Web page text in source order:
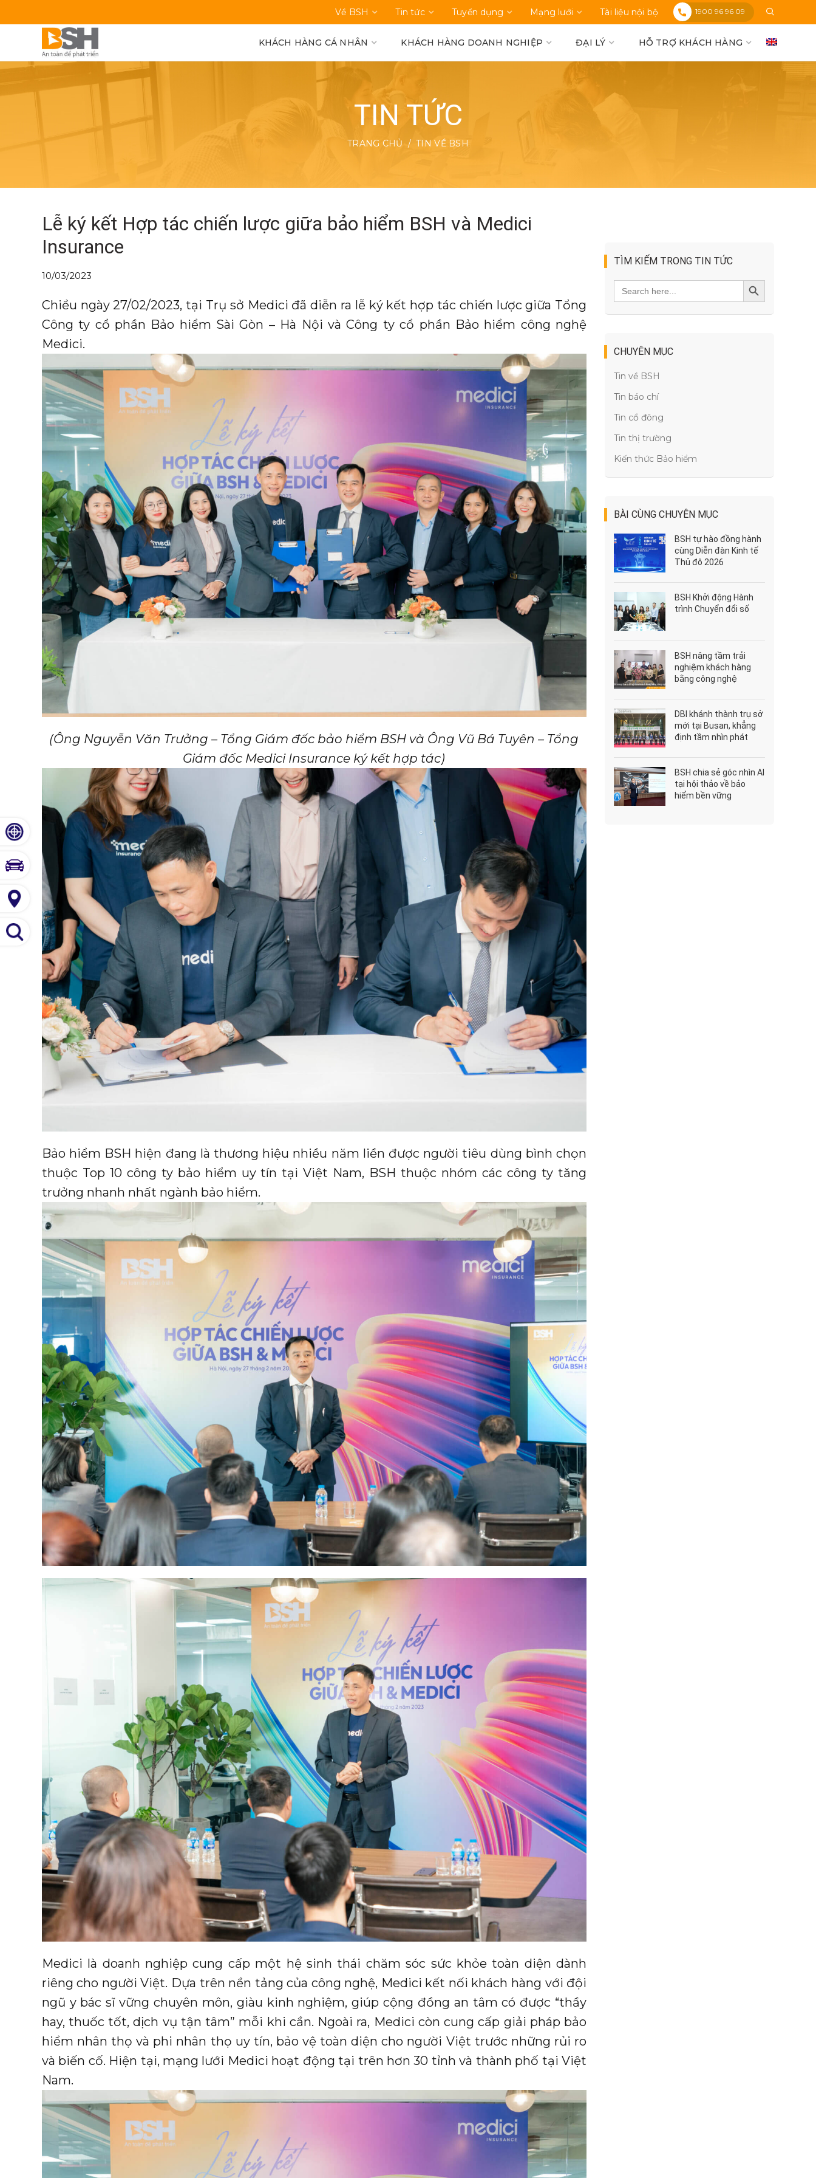
Về BSH Tin tức Tuyển dụng Mạng lưới Tài liệu nội bộ 1900 96 96 09
KHÁCH HÀNG CÁ NHÂN KHÁCH HÀNG DOANH NGHIỆP ĐẠI LÝ HỖ TRỢ KHÁCH HÀNG
TIN TỨC
TRANG CHỦ TIN VỀ BSH
Lễ ký kết Hợp tác chiến lược giữa bảo hiểm BSH và Medici
Insurance
10/03/2023
Chiều ngày 27/02/2023, tại Trụ sở Medici đã diễn ra lễ ký kết hợp tác chiến lược giữa Tổng
Công ty cổ phần Bảo hiểm Sài Gòn – Hà Nội và Công ty cổ phần Bảo hiểm công nghệ
Medici.
(Ông Nguyễn Văn Trưởng – Tổng Giám đốc bảo hiểm BSH và Ông Vũ Bá Tuyên – Tổng
Giám đốc Medici Insurance ký kết hợp tác)
Bảo hiểm BSH hiện đang là thương hiệu nhiều năm liền được người tiêu dùng bình chọn
thuộc Top 10 công ty bảo hiểm uy tín tại Việt Nam, BSH thuộc nhóm các công ty tăng
trưởng nhanh nhất ngành bảo hiểm.
Medici là doanh nghiệp cung cấp một hệ sinh thái chăm sóc sức khỏe toàn diện dành
riêng cho người Việt. Dựa trên nền tảng của công nghệ, Medici kết nối khách hàng với đội
ngũ y bác sĩ vững chuyên môn, giàu kinh nghiệm, giúp cộng đồng an tâm có được “thầy
hay, thuốc tốt, dịch vụ tận tâm” mỗi khi cần. Ngoài ra, Medici còn cung cấp giải pháp bảo
hiểm nhân thọ và phi nhân thọ uy tín, bảo vệ toàn diện cho người Việt trước những rủi ro
và biến cố. Hiện tại, mạng lưới Medici hoạt động tại trên hơn 30 tỉnh và thành phố tại Việt
Nam.
TÌM KIẾM TRONG TIN TỨC
Search
for: SEARCH BUTTON
CHUYÊN MỤC
Tin về BSH
Tin báo chí
Tin cổ đông
Tin thị trường
Kiến thức Bảo hiểm
BÀI CÙNG CHUYÊN MỤC
BSH tự hào đồng hành
cùng Diễn đàn Kinh tế
Thủ đô 2026
BSH Khởi động Hành
trình Chuyển đổi số
BSH nâng tầm trải
nghiệm khách hàng
bằng công nghệ
DBI khánh thành trụ sở
mới tại Busan, khẳng
định tầm nhìn phát
BSH chia sẻ góc nhìn AI
tại hội thảo về bảo
hiểm bền vững